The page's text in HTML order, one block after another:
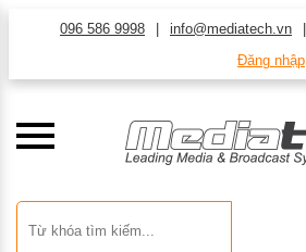
096 586 9998 info@mediatech.vn
Đăng nhập